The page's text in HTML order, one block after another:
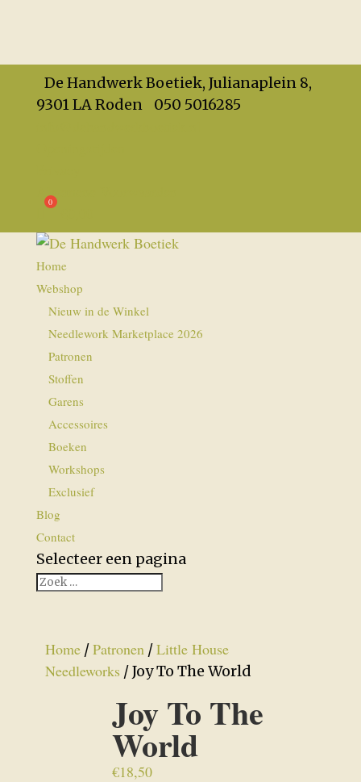
De Handwerk Boetiek, Julianaplein 8,
9301 LA Roden
050 5016285
Algemene Voorwaarden
Home
Webshop
Nieuw in de Winkel
Needlework Marketplace 2026
Patronen
Stoffen
Garens
Accessoires
Boeken
Workshops
Exclusief
Blog
Contact
Selecteer een pagina
Home/Patronen/Little House
Needleworks / Joy To The World
Joy To The
World
€18,50